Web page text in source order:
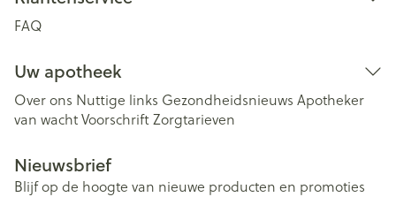
FAQ
Uw apotheek
Over ons Nuttige links Gezondheidsnieuws Apotheker
van wachtVoorschriftZorgtarieven
Nieuwsbrief
Blijf op de hoogte van nieuwe producten en promoties